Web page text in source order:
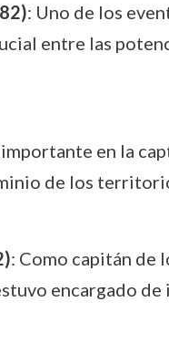
: Uno de los
entre las
importante en la
de los
: Como capitán de
encargado